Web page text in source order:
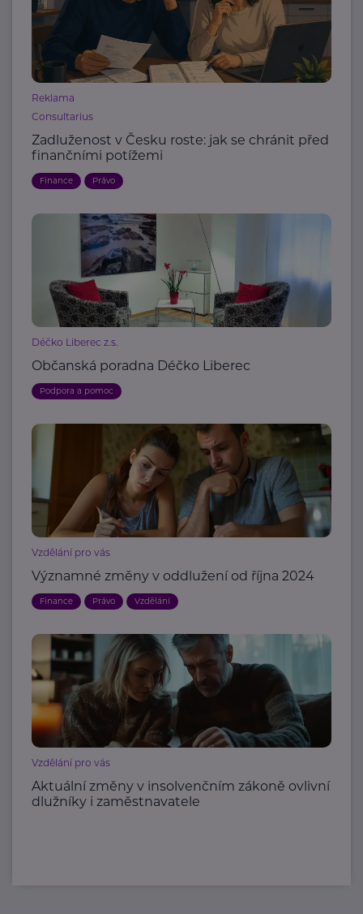
Reklama
Consultarius
Zadluženost v Česku roste: jak se chránit před
finančními potížemi
Finance Právo
Déčko Liberec z.s.
Občanská poradna Déčko Liberec
Podpora a pomoc
Vzdělání pro vás
Významné změny v oddlužení od října 2024
Finance Právo Vzdělání
Vzdělání pro vás
Aktuální změny v insolvenčním zákoně ovlivní
dlužníky i zaměstnavatele